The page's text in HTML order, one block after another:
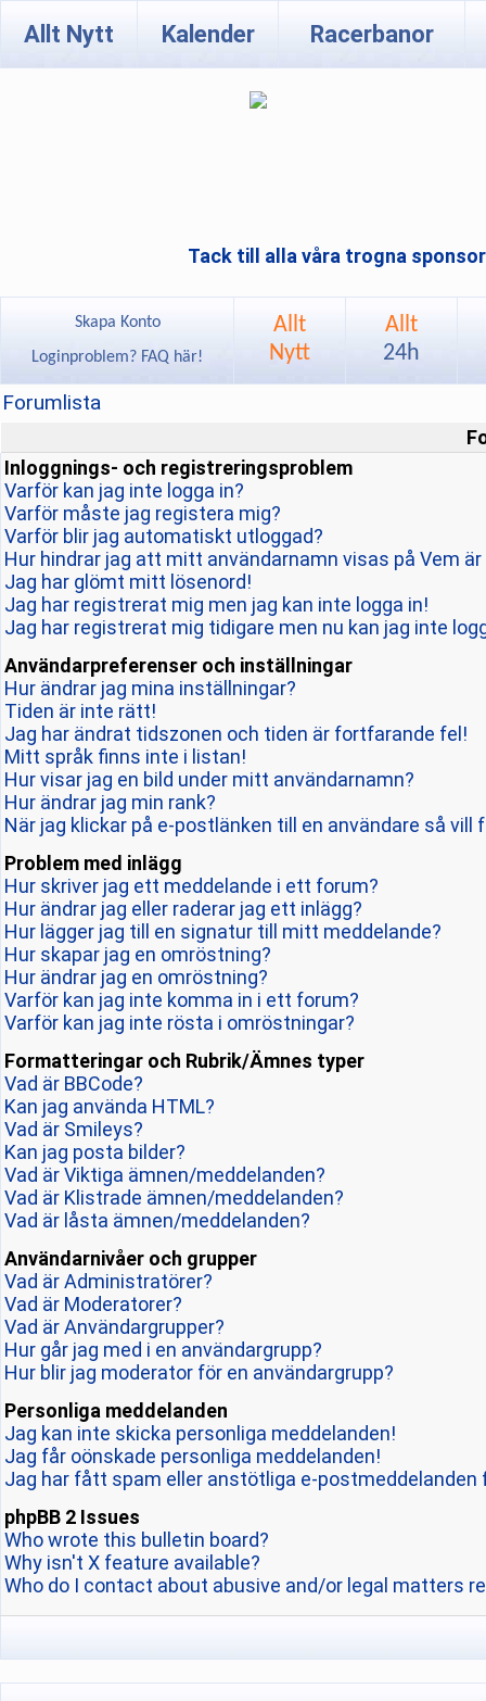
Allt Nytt Kalender Racerbanor
Tack till alla våra trogna
Skapa Konto
Loginproblem? FAQ här!
Allt
Nytt
Allt
24h
Forumlista
Inloggnings- och registreringsproblem
Varför kan jag inte logga in?
Varför måste jag registera mig?
Varför blir jag automatiskt utloggad?
Hur hindrar jag att mitt användarnamn visas på Vem
Jag har glömt mitt lösenord!
Jag har registrerat mig men jag kan inte logga in!
Jag har registrerat mig tidigare men nu kan jag inte
Användarpreferenser och inställningar
Hur ändrar jag mina inställningar?
Tiden är inte rätt!
Jag har ändrat tidszonen och tiden är fortfarande fel!
Mitt språk finns inte i listan!
Hur visar jag en bild under mitt användarnamn?
Hur ändrar jag min rank?
När jag klickar på e-postlänken till en användare så vill
Problem med inlägg
Hur skriver jag ett meddelande i ett forum?
Hur ändrar jag eller raderar jag ett inlägg?
Hur lägger jag till en signatur till mitt meddelande?
Hur skapar jag en omröstning?
Hur ändrar jag en omröstning?
Varför kan jag inte komma in i ett forum?
Varför kan jag inte rösta i omröstningar?
Formatteringar och Rubrik/Ämnes typer
Vad är BBCode?
Kan jag använda HTML?
Vad är Smileys?
Kan jag posta bilder?
Vad är Viktiga ämnen/meddelanden?
Vad är Klistrade ämnen/meddelanden?
Vad är låsta ämnen/meddelanden?
Användarnivåer och grupper
Vad är Administratörer?
Vad är Moderatorer?
Vad är Användargrupper?
Hur går jag med i en användargrupp?
Hur blir jag moderator för en användargrupp?
Personliga meddelanden
Jag kan inte skicka personliga meddelanden!
Jag får oönskade personliga meddelanden!
Jag har fått spam eller anstötliga e-postmeddelanden
phpBB 2 Issues
Who wrote this bulletin board?
Why isn't X feature available?
Who do I contact about abusive and/or legal matters